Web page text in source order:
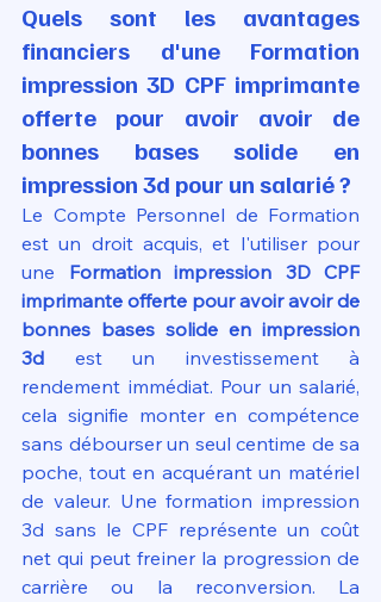
Quels sont les avantages
financiers d'une Formation
impression 3D CPF imprimante
offerte pour avoir avoir de
bonnes bases solide en
impression 3d pour un salarié ?
Le Compte Personnel de Formation
est un droit acquis, et l'utiliser pour
une Formation impression 3D CPF
imprimante offerte pour avoir avoir de
bonnes bases solide en impression
3d est un investissement à
rendement immédiat. Pour un salarié,
cela signifie monter en compétence
sans débourser un seul centime de sa
poche, tout en acquérant un matériel
de valeur. Une formation impression
3d sans le CPF représente un coût
net qui peut freiner la progression de